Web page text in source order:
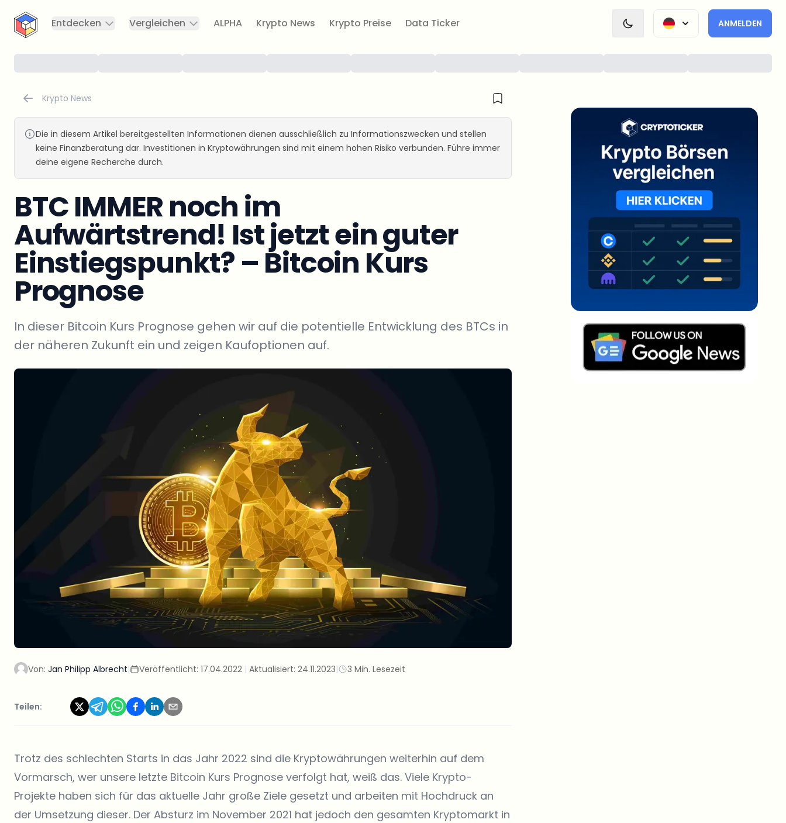
CryptoTicker
Entdecken
Vergleichen ALPHA Krypto News Krypto Preise Data Ticker ANMELDEN
Krypto News
Die in diesem Artikel bereitgestellten Informationen dienen ausschließlich zu Informationszwecken und stellen
keine Finanzberatung dar. Investitionen in Kryptowährungen sind mit einem hohen Risiko verbunden. Führe immer
deine eigene Recherche durch.
BTC IMMER noch im
Aufwärtstrend! Ist jetzt ein guter
Einstiegspunkt? – Bitcoin Kurs
Prognose
In dieser Bitcoin Kurs Prognose gehen wir auf die potentielle Entwicklung des BTCs in
der näheren Zukunft ein und zeigen Kaufoptionen auf.
Von: Jan Philipp Albrecht| Veröffentlicht: 17.04.2022 | Aktualisiert: 24.11.2023| 3 Min. Lesezeit
Teilen:
Trotz des schlechten Starts in das Jahr 2022 sind die Kryptowährungen weiterhin auf dem
Vormarsch, wer unsere letzte Bitcoin Kurs Prognose verfolgt hat, weiß das. Viele Krypto-
Projekte haben sich für das aktuelle Jahr große Ziele gesetzt und arbeiten mit Hochdruck an
der Umsetzung dieser. Der Absturz im November 2021 hat jedoch den gesamten Kryptomarkt in